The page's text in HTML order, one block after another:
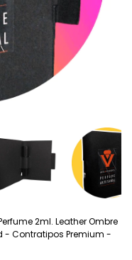
2ml. Leather Ombre
- Contratipos Premium -